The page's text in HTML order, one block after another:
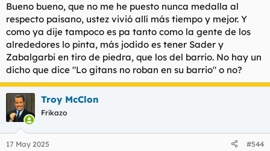
Bueno bueno, que no me he puesto nunca medalla al
respecto paisano, ustez vivió allí más tiempo y mejor. Y
como ya dije tampoco es pa tanto como la gente de los
alrededores lo pinta, más jodido es tener Sader y
Zabalgarbi en tiro de piedra, que los del barrio. No hay un
dicho que dice "Lo gitans no roban en su barrio" o no?
Troy McClon
Frikazo
17 May 2025 #544